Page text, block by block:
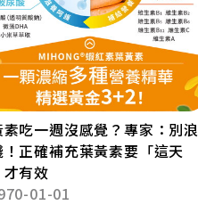
吃一週沒感覺？專家：別浪
！正確補充葉黃素要「這天
有效
01-01